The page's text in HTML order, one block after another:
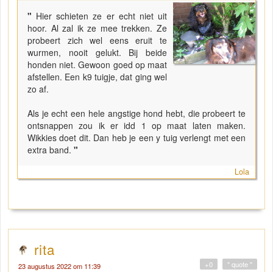
" Hier schieten ze er echt niet uit
hoor. Al zal ik ze mee trekken. Ze
probeert zich wel eens eruit te
wurmen, nooit gelukt. Bij beide
honden niet. Gewoon goed op maat
afstellen. Een k9 tuigje, dat ging wel
zo af.
Als je echt een hele angstige hond hebt, die probeert te
ontsnappen zou ik er idd 1 op maat laten maken.
Wikkies doet dit. Dan heb je een y tuig verlengt met een
extra band. "
Lola
rita
23 augustus 2022 om 11:39 " quote "
+0